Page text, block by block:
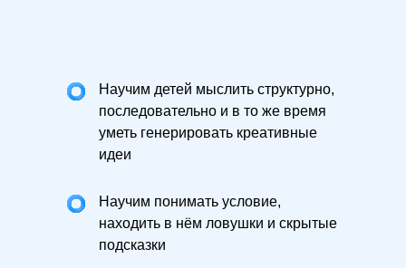
Научим детей мыслить структурно,
последовательно и в то же время
уметь генерировать креативные
идеи
Научим понимать условие,
находить в нём ловушки и скрытые
подсказки